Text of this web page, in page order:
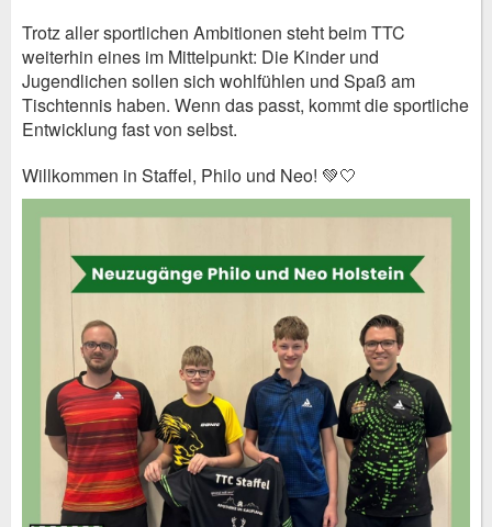
Trotz aller sportlichen Ambitionen steht beim TTC
weiterhin eines im Mittelpunkt: Die Kinder und
Jugendlichen sollen sich wohlfühlen und Spaß am
Tischtennis haben. Wenn das passt, kommt die sportliche
Entwicklung fast von selbst.
Willkommen in Staffel, Philo und Neo! 💚🤍